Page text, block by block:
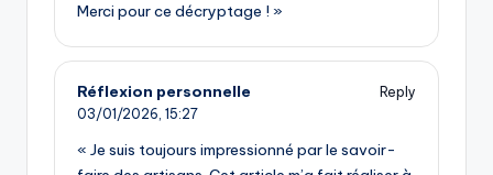
Merci pour ce décryptage ! »
Réflexion personnelle
Reply
03/01/2026, 15:27
« Je suis toujours impressionné par le savoir-